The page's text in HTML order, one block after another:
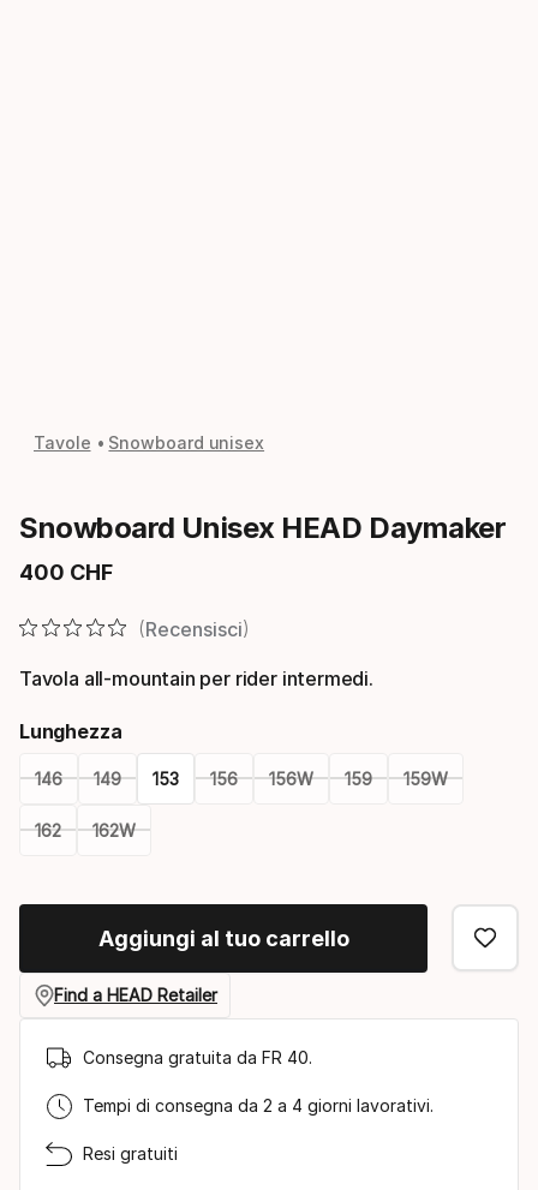
Tavole Snowboard unisex
Snowboard Unisex HEAD Daymaker
400 CHF
Prezzo finale
Recensisci
Tavola all-mountain per rider intermedi.
Lunghezza
146 149 153 156 156W 159 159W
162 162W
select
option:
lunghezza
Aggiungi al tuo carrello
Find a HEAD Retailer
Consegna gratuita da FR 40.
Tempi di consegna da 2 a 4 giorni lavorativi.
Resi gratuiti